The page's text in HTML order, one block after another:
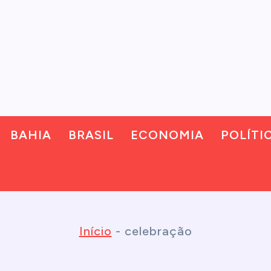
BAHIA BRASIL ECONOMIA
Início - celebração